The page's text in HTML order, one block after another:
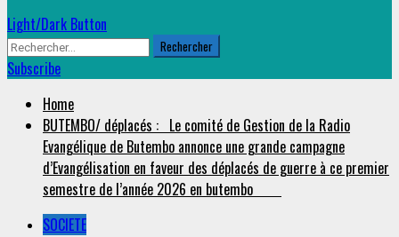
Light/Dark Button
Rechercher :
Subscribe
Home
BUTEMBO/ déplacés : Le comité de Gestion de la Radio
Evangélique de Butembo annonce une grande campagne
d’Evangélisation en faveur des déplacés de guerre à ce premier
semestre de l’année 2026 en butembo
SOCIETE